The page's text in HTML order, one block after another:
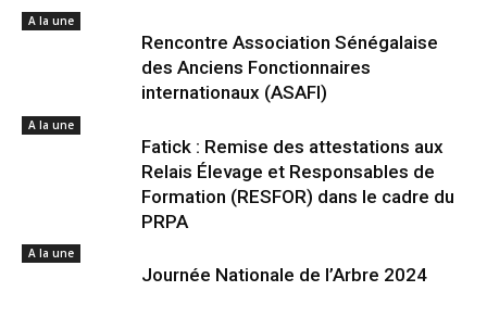
A la une
Rencontre Association Sénégalaise
des Anciens Fonctionnaires
internationaux (ASAFI)
A la une
Fatick : Remise des attestations aux
Relais Élevage et Responsables de
Formation (RESFOR) dans le cadre du
PRPA
A la une
Journée Nationale de l’Arbre 2024